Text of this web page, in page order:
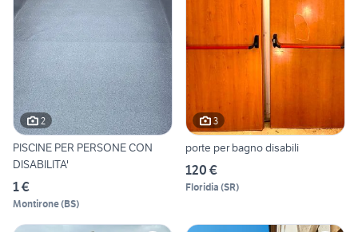
2
PISCINE PER PERSONE CON
DISABILITA'
1 €
Montirone(BS)
3
porte per bagno disabili
120 €
Floridia (SR)